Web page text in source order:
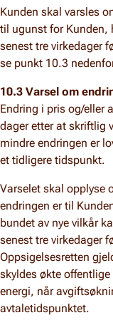
Kunden skal varsles
til ugunst for Kunden,
senest tre virkedager
se punkt 10.3
10.3 Varsel om
Endring i pris og/eller
dager etter at skriftlig
mindre endringen er
et tidligere tidspunkt.
Varselet skal opplyse
endringen er til
bundet av nye vilkår
senest tre virkedager
Oppsigelsesretten
skyldes økte
energi, når
avtaletidspunktet.